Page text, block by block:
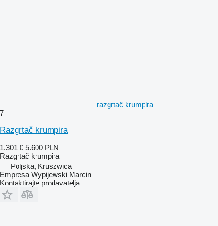
razgrtač krumpira
7
Razgrtač krumpira
1.301 € 5.600 PLN
Razgrtač krumpira
Poljska, Kruszwica
Empresa Wypijewski Marcin
Kontaktirajte prodavatelja